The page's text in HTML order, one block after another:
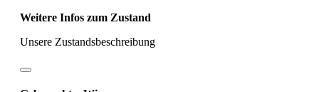
Weitere Infos zum Zustand
Unsere Zustandsbeschreibung